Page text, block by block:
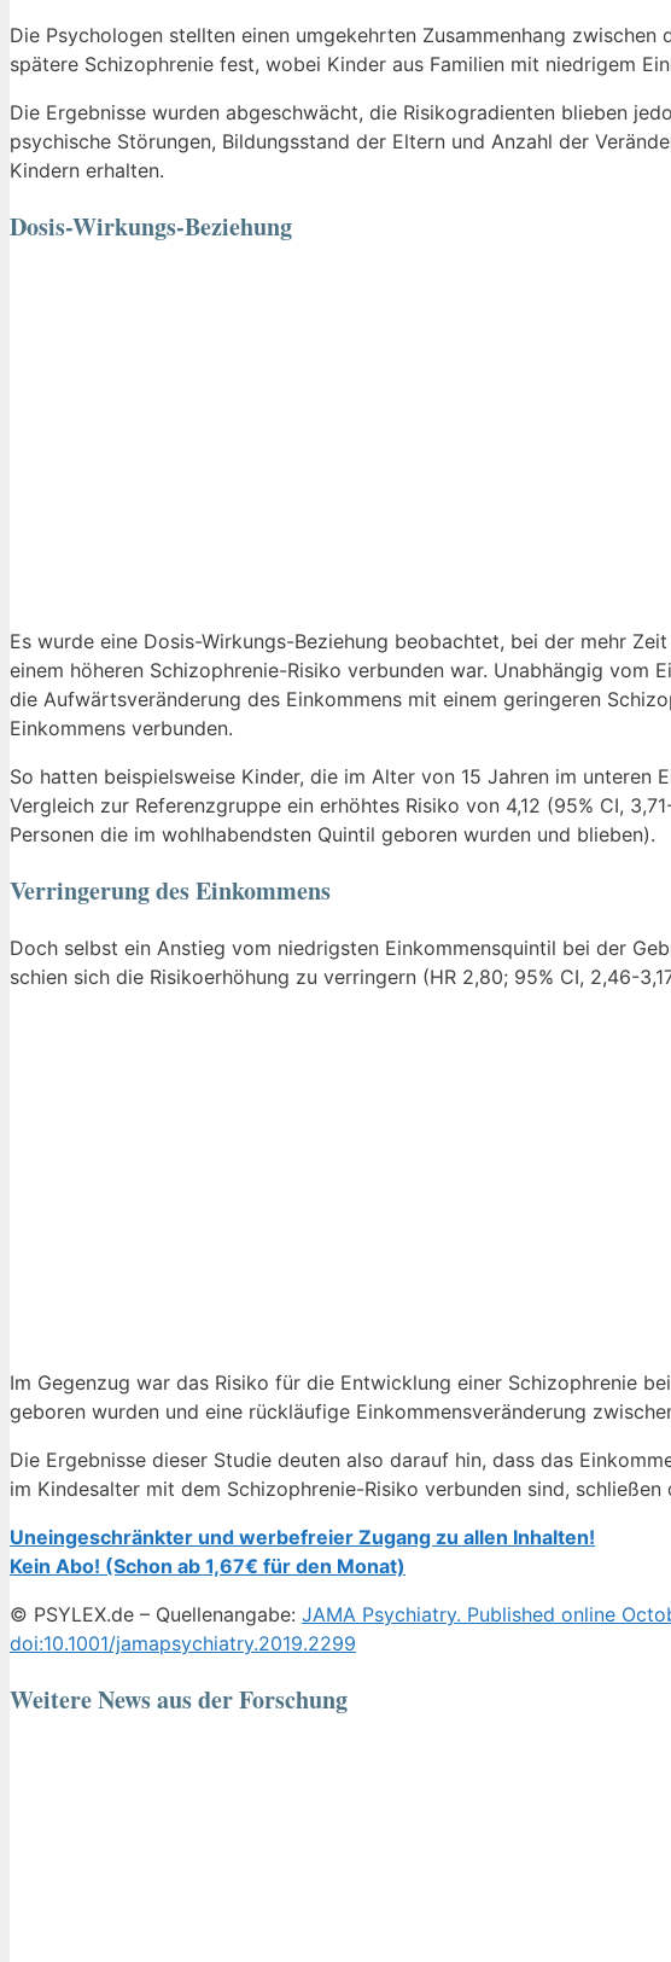
Die Psychologen stellten einen umgekehrten Zusammenhang
spätere Schizophrenie fest, wobei Kinder aus Familien mit niedrigem
Die Ergebnisse wurden abgeschwächt, die Risikogradienten blieben
psychische Störungen, Bildungsstand der Eltern und Anzahl der
Kindern erhalten.
Dosis-Wirkungs-Beziehung
Es wurde eine Dosis-Wirkungs-Beziehung beobachtet, bei der mehr
einem höheren Schizophrenie-Risiko verbunden war. Unabhängig vom
die Aufwärtsveränderung des Einkommens mit einem geringeren
Einkommens verbunden.
So hatten beispielsweise Kinder, die im Alter von 15 Jahren im unteren
Vergleich zur Referenzgruppe ein erhöhtes Risiko von 4,12 (95% CI,
Personen die im wohlhabendsten Quintil geboren wurden und blieben).
Verringerung des Einkommens
Doch selbst ein Anstieg vom niedrigsten Einkommensquintil bei der
schien sich die Risikoerhöhung zu verringern (HR 2,80; 95% CI, 2,46-
Im Gegenzug war das Risiko für die Entwicklung einer Schizophrenie
geboren wurden und eine rückläufige Einkommensveränderung
Die Ergebnisse dieser Studie deuten also darauf hin, dass das
im Kindesalter mit dem Schizophrenie-Risiko verbunden sind, schließen
Uneingeschränkter und werbefreier Zugang zu allen Inhalten!
Kein Abo! (Schon ab 1,67€ für den Monat)
© PSYLEX.de – Quellenangabe: JAMA Psychiatry. Published online
doi:10.1001/jamapsychiatry.2019.2299
Weitere News aus der Forschung